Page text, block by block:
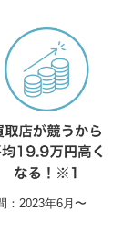
：2023年6月〜